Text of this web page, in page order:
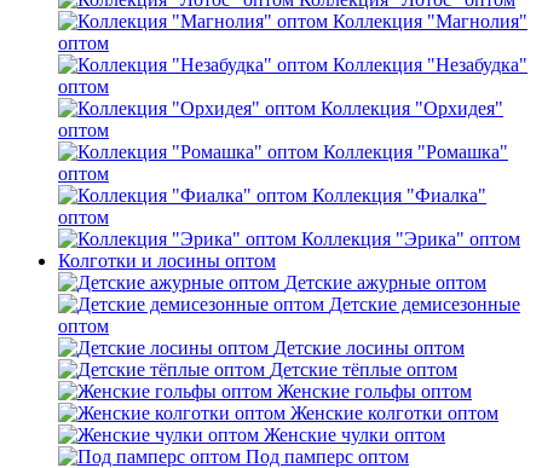
Коллекция "Магнолия"
оптом
Коллекция "Незабудка"
оптом
Коллекция "Орхидея"
оптом
Коллекция "Ромашка"
оптом
Коллекция "Фиалка"
оптом
Коллекция "Эрика" оптом
Колготки и лосины оптом
Детские ажурные оптом
Детские демисезонные
оптом
Детские лосины оптом
Детские тёплые оптом
Женские гольфы оптом
Женские колготки оптом
Женские чулки оптом
Под памперс оптом